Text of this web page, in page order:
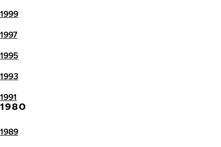
1999
1997
1995
1993
1991
1980
1989